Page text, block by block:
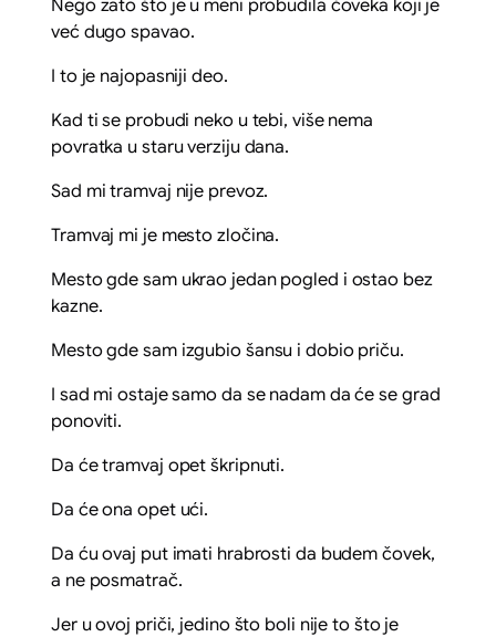
Nego zato što je u meni probudila čoveka koji je
već dugo spavao.
I to je najopasniji deo.
Kad ti se probudi neko u tebi, više nema
povratka u staru verziju dana.
Sad mi tramvaj nije prevoz.
Tramvaj mi je mesto zločina.
Mesto gde sam ukrao jedan pogled i ostao bez
kazne.
Mesto gde sam izgubio šansu i dobio priču.
I sad mi ostaje samo da se nadam da će se grad
ponoviti.
Da će tramvaj opet škripnuti.
Da će ona opet ući.
Da ću ovaj put imati hrabrosti da budem čovek,
a ne posmatrač.
Jer u ovoj priči, jedino što boli nije to što je